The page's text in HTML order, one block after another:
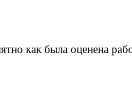
как была оценена